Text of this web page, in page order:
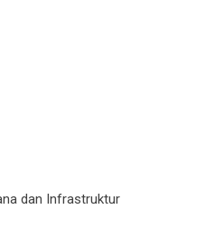
dan Infrastruktur